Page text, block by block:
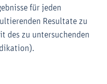
für jeden
Resultate zu
des zu untersuchenden